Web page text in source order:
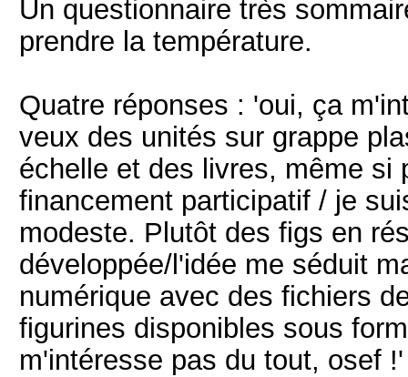
Un questionnaire très
prendre la température.
Quatre réponses : 'oui, ça
veux des unités sur grappe
échelle et des livres, même si
financement participatif / je
modeste. Plutôt des figs en
développée/l'idée me séduit
numérique avec des fichiers
figurines disponibles sous
m'intéresse pas du tout, osef !'